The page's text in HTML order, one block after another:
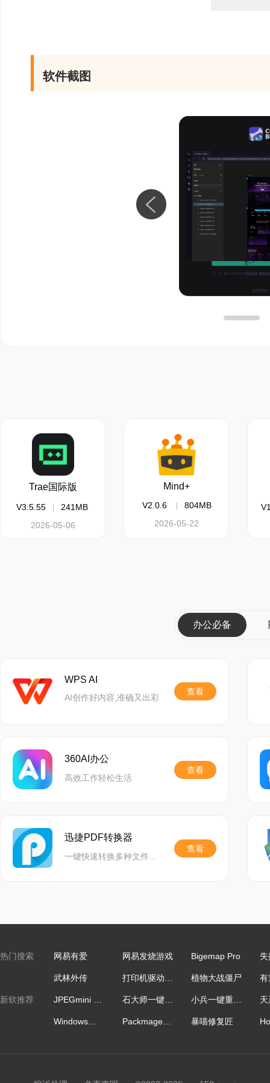
多模型支持：支持
4、广泛的语言和
理论上不限制代码
前端：HTML,
后端：Node.js,
客户端：Java,
其他：C++, Go,
软件截图
Trae国际版
V3.5.55
241MB
2026-05-06
Mind+
V2.0.6
804MB
2026-05-22
办公必备
WPS AI
AI创作好内容,准确又出彩
查看
360AI办公
高效工作轻松生活
查看
迅捷PDF转换器
查看
热门搜索 网易有爱 网易发烧游戏 Bigemap Pro
武林外传 植物大战僵尸
新软推荐
暴喵修复匠